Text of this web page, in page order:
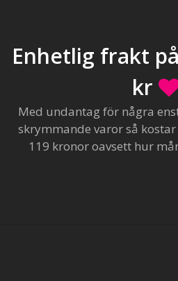
Enhetlig frakt
kr
Med undantag för några
skrymmande varor så
119 kronor oavsett hur